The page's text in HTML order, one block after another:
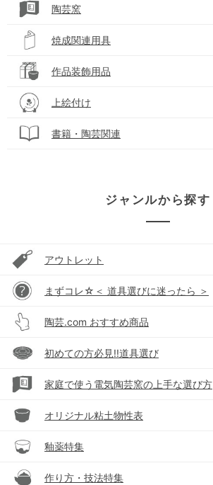
陶芸窯
焼成関連用具
作品装飾用品
上絵付け
書籍・陶芸関連
ジャンルから探す
アウトレット
まずコレ☆＜ 道具選びに迷ったら ＞
陶芸.com おすすめ商品
初めての方必見!!道具選び
家庭で使う電気陶芸窯の上手な選び方
オリジナル粘土物性表
釉薬特集
作り方・技法特集